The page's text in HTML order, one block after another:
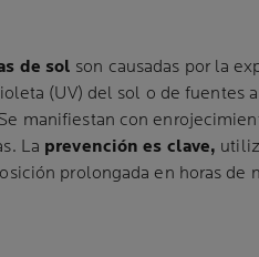
de sol son causadas por la
(UV) del sol o de fuentes
manifiestan con
La prevención es clave,
prolongada en horas de